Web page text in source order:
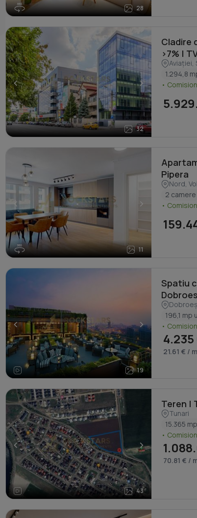
28
32
< >
Cladire
>7% |
Aviației,
1.294,8
•
11
< >
Pipera
Nord,
2 camere
•
19
< >
Spatiu
196,1 mp
•
21.61 € /
43
< >
Teren |
Tunari
15.365
•
70.81 € /